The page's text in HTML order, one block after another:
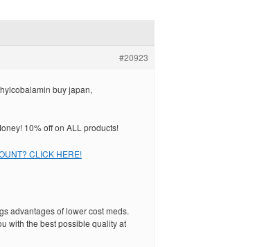
#20923
buy japan,
10% off on ALL products!
CLICK HERE!
advantages of lower cost meds.
with the best possible quality at